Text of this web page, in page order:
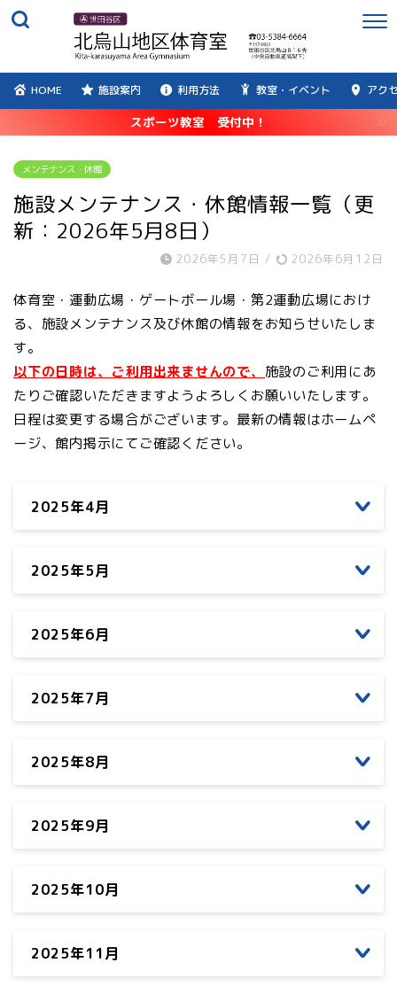
HOME 施設案内 利用方法 教室・イベント アク
スポーツ教室 受付中！
メンテナンス・休館
施設メンテナンス・休館情報一覧（更
新：2026年5月8日）
2026年5月7日 / 2026年6月12日
体育室・運動広場・ゲートボール場・第2運動広場におけ
る、施設メンテナンス及び休館の情報をお知らせいたしま
す。
以下の日時は、ご利用出来ませんので、 施設のご利用にあ
たりご確認いただきますようよろしくお願いいたします。
日程は変更する場合がございます。最新の情報はホームペ
ージ、館内掲示にてご確認ください。
2025年4月
2025年5月
2025年6月
2025年7月
2025年8月
2025年9月
2025年10月
2025年11月